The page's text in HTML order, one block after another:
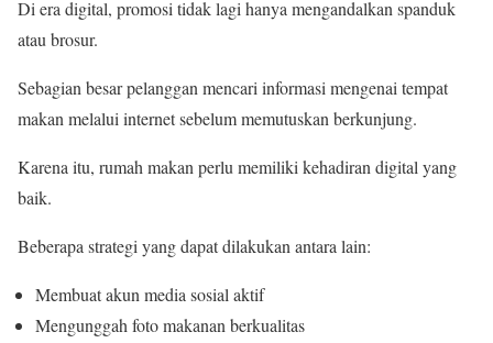
Di era digital, promosi tidak lagi hanya mengandalkan spanduk
atau brosur.
Sebagian besar pelanggan mencari informasi mengenai tempat
makan melalui internet sebelum memutuskan berkunjung.
Karena itu, rumah makan perlu memiliki kehadiran digital yang
baik.
Beberapa strategi yang dapat dilakukan antara lain:
Membuat akun media sosial aktif
Mengunggah foto makanan berkualitas